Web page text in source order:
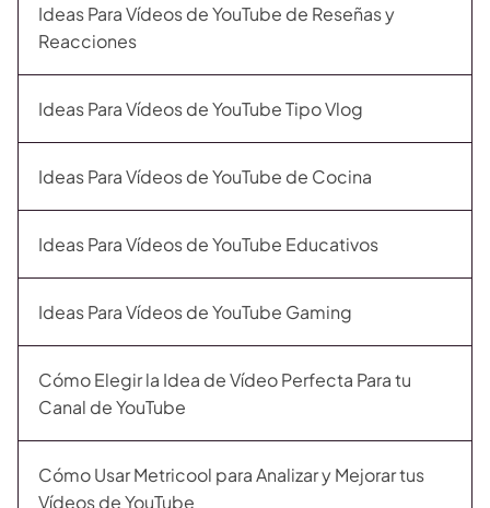
Ideas Para Vídeos de YouTube de Reseñas y
Reacciones
Ideas Para Vídeos de YouTube Tipo Vlog
Ideas Para Vídeos de YouTube de Cocina
Ideas Para Vídeos de YouTube Educativos
Ideas Para Vídeos de YouTube Gaming
Cómo Elegir la Idea de Vídeo Perfecta Para tu
Canal de YouTube
Cómo Usar Metricool para Analizar y Mejorar tus
Vídeos de YouTube